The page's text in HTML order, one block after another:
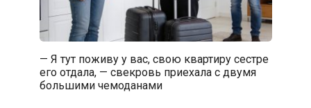
— Я тут поживу у вас, свою квартиру сестре
его отдала, — свекровь приехала с двумя
большими чемоданами